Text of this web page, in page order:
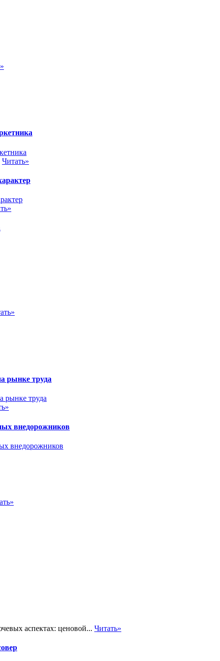
Читать»
рынке труда
внедорожников
аспектах: ценовой... Читать»